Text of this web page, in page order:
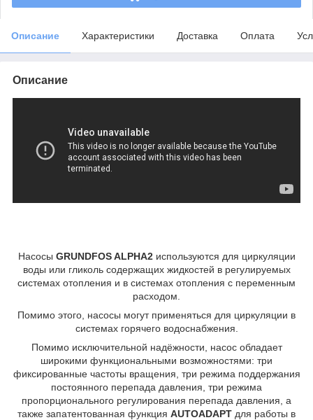
Описание Характеристики Доставка Оплата
Описание
Насосы GRUNDFOS ALPHA2используются для циркуляции
воды или гликоль содержащих жидкостей в регулируемых
системах отопления и в системах отопления с переменным
расходом.
Помимо этого, насосы могут применяться для циркуляции в
системах горячего водоснабжения.
Помимо исключительной надёжности, насос обладает
широкими функциональными возможностями: три
фиксированные частоты вращения, три режима поддержания
постоянного перепада давления, три режима
пропорционального регулирования перепада давления, а
также запатентованная функция AUTOADAPT для работы в